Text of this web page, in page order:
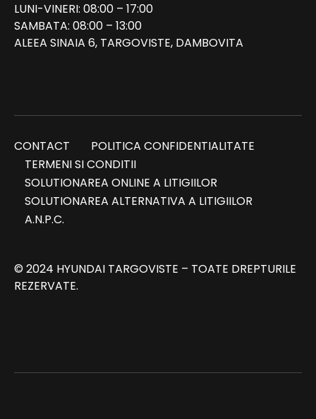
LUNI-VINERI: 08:00 – 17:00
SAMBATA: 08:00 – 13:00
ALEEA SINAIA 6, TARGOVISTE, DAMBOVITA
CONTACT
POLITICA CONFIDENTIALITATE
TERMENI SI CONDITII
SOLUTIONAREA ONLINE A LITIGIILOR
SOLUTIONAREA ALTERNATIVA A LITIGIILOR
A.N.P.C.
© 2024 HYUNDAI TARGOVISTE – TOATE DREPTURILE
REZERVATE.